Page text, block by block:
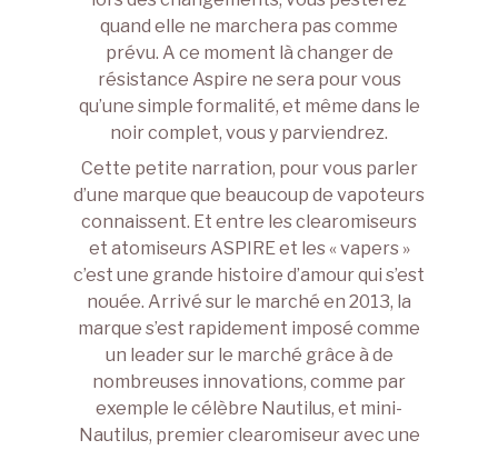
quand elle ne marchera pas comme
prévu. A ce moment là changer de
résistance Aspire ne sera pour vous
qu’une simple formalité, et même dans le
noir complet, vous y parviendrez.
Cette petite narration, pour vous parler
d’une marque que beaucoup de vapoteurs
connaissent. Et entre les clearomiseurs
et atomiseurs ASPIRE et les « vapers »
c’est une grande histoire d’amour qui s’est
nouée. Arrivé sur le marché en 2013, la
marque s’est rapidement imposé comme
un leader sur le marché grâce à de
nombreuses innovations, comme par
exemple le célèbre Nautilus, et mini-
Nautilus, premier clearomiseur avec une